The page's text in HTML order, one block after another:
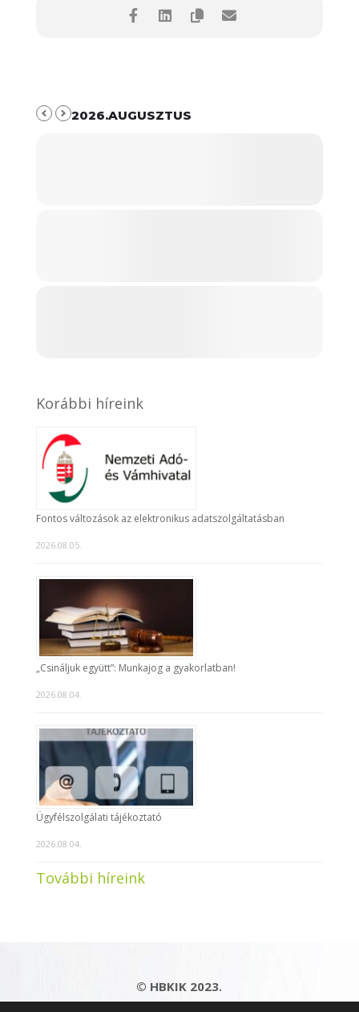
2026.AUGUSZTUS
Korábbi híreink
Fontos változások az elektronikus adatszolgáltatásban
2026.08.05.
„Csináljuk együtt”: Munkajog a gyakorlatban!
2026.08.04.
Ügyfélszolgálati tájékoztató
2026.08.04.
További híreink
© HBKIK 2023.
Adatkezelési tájékoztató|Impresszum|